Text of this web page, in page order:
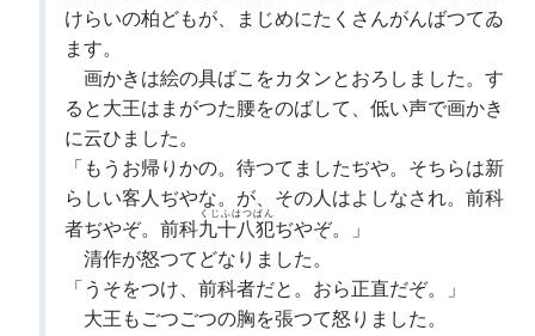
けらいの柏どもが、まじめにたくさんがんばつてゐ
ます。
画かきは絵の具ばこをカタンとおろしました。す
ると大王はまがつた腰をのばして、低い声で画かき
に云ひました。
「もうお帰りかの。待つてましたぢや。そちらは新
らしい客人ぢやな。が、その人はよしなされ。前科
者ぢやぞ。前科九十八犯
くじふはつぱん
ぢやぞ。」
清作が怒つてどなりました。
「うそをつけ、前科者だと。おら正直だぞ。」
大王もごつごつの胸を張つて怒りました。